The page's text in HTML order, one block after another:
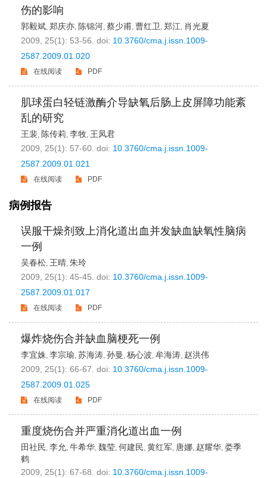
伤的影响
郭毅斌, 郑庆亦, 陈锦河, 蔡少甫, 曹红卫 , 郑江, 肖光夏
2009, 25(1): 53-56. doi: 10.3760/cma.j.issn.1009-
2587.2009.01.020
在线阅读 PDF
肌球蛋白轻链激酶介导缺氧后肠上皮屏障功能紊
乱的研究
王裴, 陈传莉, 李牧, 王凤君
2009, 25(1): 57-60. doi: 10.3760/cma.j.issn.1009-
2587.2009.01.021
在线阅读 PDF
病例报告
误服干燥剂致上消化道出血并发缺血缺氧性脑病
一例
吴春松, 王晴, 朱玲
2009, 25(1): 45-45. doi: 10.3760/cma.j.issn.1009-
2587.2009.01.017
在线阅读 PDF
爆炸烧伤合并缺血脑梗死一例
李宜姝, 李宗瑜, 苏海涛, 孙曼 , 杨心波, 牟海涛, 赵洪伟
2009, 25(1): 66-67. doi: 10.3760/cma.j.issn.1009-
2587.2009.01.025
在线阅读 PDF
重度烧伤合并严重消化道出血一例
田社民, 李允, 牛希华, 魏莹, 何建民, 黄红军, 唐娜, 赵耀华, 娄季
鹤
2009, 25(1): 67-68. doi: 10.3760/cma.j.issn.1009-